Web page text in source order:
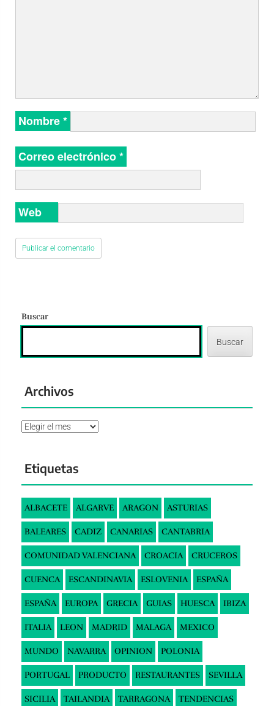
Nombre*
Correo electrónico*
Web
Buscar
Buscar
Archivos
Archivos
Etiquetas
ALBACETE ALGARVE ARAGON ASTURIAS
BALEARES CADIZ CANARIAS CANTABRIA
COMUNIDAD VALENCIANA CROACIA CRUCEROS
CUENCA ESCANDINAVIA ESLOVENIA ESPAÑA
ESPAÑA EUROPA GRECIA GUIAS HUESCA IBIZA
ITALIA LEON MADRID MALAGA MEXICO
MUNDO NAVARRA OPINION POLONIA
PORTUGAL PRODUCTO RESTAURANTES SEVILLA
SICILIA TAILANDIA TARRAGONA TENDENCIAS